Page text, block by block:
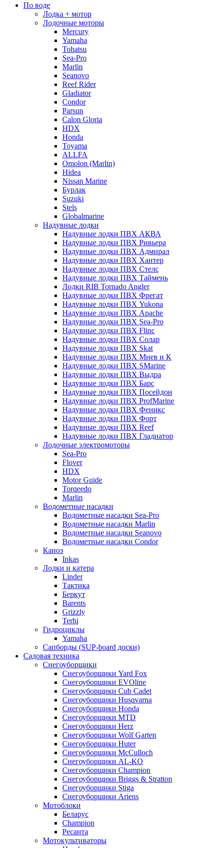
По воде
Лодка + мотор
Лодочные моторы
Mercury
Yamaha
Tohatsu
Sea-Pro
Marlin
Seanovo
Reef Rider
Gladiator
Condor
Parsun
Calon Gloria
HDX
Honda
Toyama
ALLFA
Omolon (Marlin)
Hidea
Nissan Marine
Бурлак
Suzuki
Stels
Globalmarine
Надувные лодки
Надувные лодки ПВХ АКВА
Надувные лодки ПВХ Ривьера
Надувные лодки ПВХ Адмирал
Надувные лодки ПВХ Хантер
Надувные лодки ПВХ Стелс
Надувные лодки ПВХ Таймень
Лодки RIB Tornado Angler
Надувные лодки ПВХ Фрегат
Надувные лодки ПВХ Yukona
Надувные лодки ПВХ Apache
Надувные лодки ПВХ Sea-Pro
Надувные лодки ПВХ Flinc
Надувные лодки ПВХ Солар
Надувные лодки ПВХ Skat
Надувные лодки ПВХ Мнев и К
Надувные лодки ПВХ SMarine
Надувные лодки ПВХ Выдра
Надувные лодки ПВХ Барс
Надувные лодки ПВХ Посейдон
Надувные лодки ПВХ ProfMarine
Надувные лодки ПВХ Феникс
Надувные лодки ПВХ Форт
Надувные лодки ПВХ Reef
Надувные лодки ПВХ Гладиатор
Лодочные электромоторы
Sea-Pro
Flover
HDX
Motor Guide
Torqeedo
Marlin
Водометные насадки
Водометные насадки Sea-Pro
Водометные насадки Marlin
Водометные насадки Seanovo
Водометные насадки Condor
Каноэ
Inkas
Лодки и катера
Linder
Тактика
Беркут
Barents
Grizzly
Terhi
Гидроциклы
Yamaha
Сапборды (SUP-board доски)
Садовая техника
Снегоуборщики
Снегоуборщики Yard Fox
Снегоуборщики EVOline
Снегоуборщики Cub Cadet
Снегоуборщики Husqvarna
Снегоуборщики Honda
Снегоуборщики MTD
Снегоуборщики Herz
Снегоуборщики Wolf Garten
Снегоуборщики Huter
Снегоуборщики McCulloch
Снегоуборщики AL-KO
Снегоуборщики Champion
Снегоуборщики Briggs & Stratton
Снегоуборщики Stiga
Снегоуборщики Ariens
Мотоблоки
Беларус
Champion
Ресанта
Мотокультиваторы